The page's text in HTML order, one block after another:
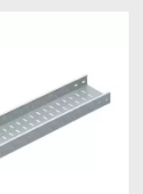
số kỹ thuật